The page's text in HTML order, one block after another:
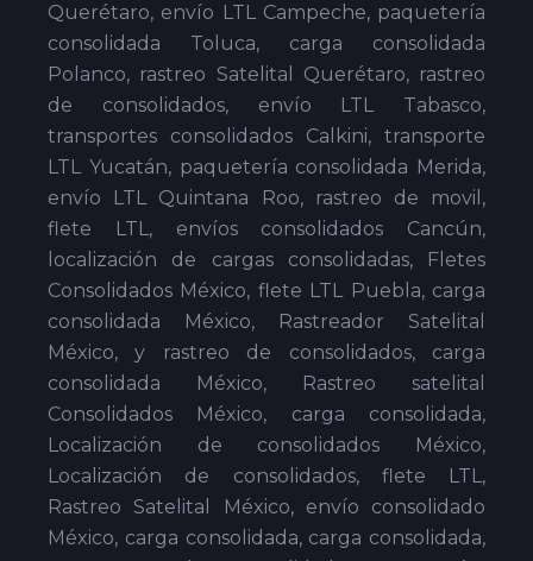
Querétaro, envío LTL Campeche, paquetería
consolidada Toluca, carga consolidada
Polanco, rastreo Satelital Querétaro, rastreo
de consolidados, envío LTL Tabasco,
transportes consolidados Calkini, transporte
LTL Yucatán, paquetería consolidada Merida,
envío LTL Quintana Roo, rastreo de movil,
flete LTL, envíos consolidados Cancún,
localización de cargas consolidadas, Fletes
Consolidados México, flete LTL Puebla, carga
consolidada México, Rastreador Satelital
México, y rastreo de consolidados, carga
consolidada México, Rastreo satelital
Consolidados México, carga consolidada,
Localización de consolidados México,
Localización de consolidados, flete LTL,
Rastreo Satelital México, envío consolidado
México, carga consolidada, carga consolidada,